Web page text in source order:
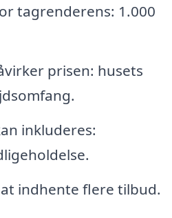
tagrenderens: 1.000
prisen: husets
inkluderes:
indhente flere tilbud.